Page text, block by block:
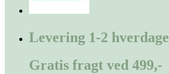
Levering 1-2 hverdage
Gratis fragt ved 499,-